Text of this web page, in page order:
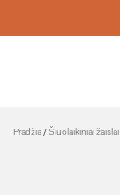
Pradžia /Šiuolaikiniai žaislai